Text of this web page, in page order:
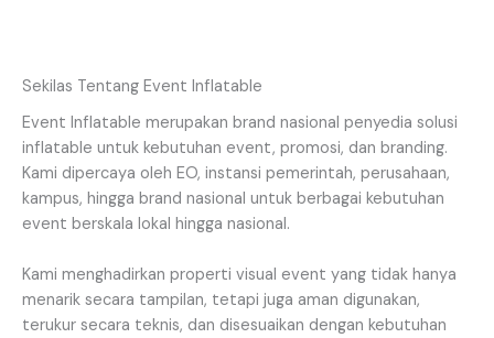
Sekilas Tentang Event Inflatable
Event Inflatable merupakan brand nasional penyedia solusi
inflatable untuk kebutuhan event, promosi, dan branding.
Kami dipercaya oleh EO, instansi pemerintah, perusahaan,
kampus, hingga brand nasional untuk berbagai kebutuhan
event berskala lokal hingga nasional.
Kami menghadirkan properti visual event yang tidak hanya
menarik secara tampilan, tetapi juga aman digunakan,
terukur secara teknis, dan disesuaikan dengan kebutuhan